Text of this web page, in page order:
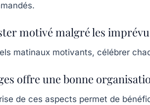
motivé malgré les
matinaux motivants, célébrer
offre une bonne
de ces aspects permet de